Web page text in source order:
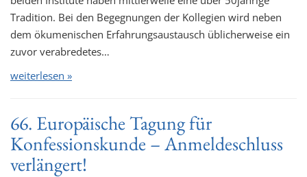
Tradition. Bei den Begegnungen der Kollegien wird neben
dem ökumenischen Erfahrungsaustausch üblicherweise ein
zuvor verabredetes…
weiterlesen »
66. Europäische Tagung für
Konfessionskunde – Anmeldeschluss
verlängert!